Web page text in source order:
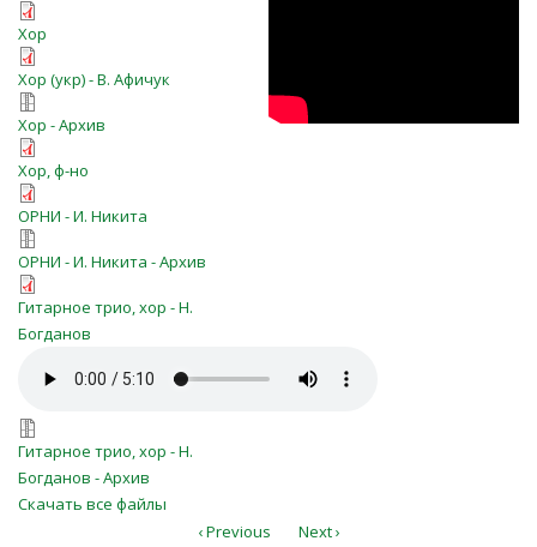
gasnet-nad-zemley-xop.pdf
Хор
gasne-vdalyni-hor.pdf
Хор (укр) - В. Афичук
gasnet-nad-zemley-xop.7z
Хор - Архив
gasnet_nad_zemleĭ-hor,fno.pdf
Хор, ф-но
gasnet-nad-zemley-nar.pdf
ОРНИ - И. Никита
gasnet-nad-zemley-nar.zip
ОРНИ - И. Никита - Архив
0.gasnet_nad_zemley_Partitura.pdf
Гитарное трио, хор - Н.
Богданов
16 Гаснет над землей.mp3
gasnet_nad_zemley.zip
Гитарное трио, хор - Н.
Богданов - Архив
Скачать все файлы
‹ Previous Next ›